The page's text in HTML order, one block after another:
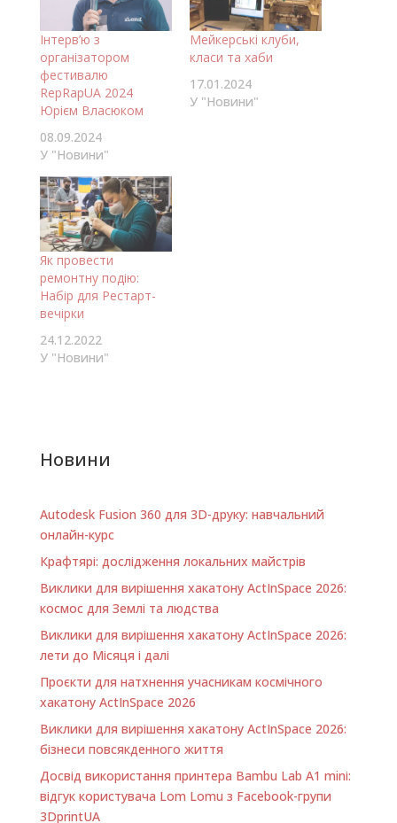
Інтерв’ю з
організатором
фестивалю
RepRapUA 2024
Юрієм Власюком
08.09.2024
У "Новини"
Мейкерські клуби,
класи та хаби
17.01.2024
У "Новини"
Як провести
ремонтну подію:
Набір для Рестарт-
вечірки
24.12.2022
У "Новини"
Новини
Autodesk Fusion 360 для 3D-друку: навчальний
онлайн-курс
Крафтярі: дослідження локальних майстрів
Виклики для вирішення хакатону ActInSpace 2026:
космос для Землі та людства
Виклики для вирішення хакатону ActInSpace 2026:
лети до Місяця і далі
Проєкти для натхнення учасникам космічного
хакатону ActInSpace 2026
Виклики для вирішення хакатону ActInSpace 2026:
бізнеси повсякденного життя
Досвід використання принтера Bambu Lab A1 minі:
відгук користувача Lom Lomu з Facebook-групи
3DprintUA